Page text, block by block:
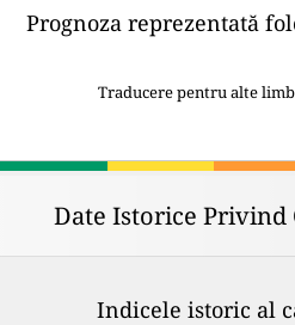
Prognoza reprezentată
Traducere pentru alte
Date Istorice
Indicele istoric al